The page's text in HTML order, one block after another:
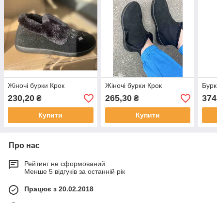
Жіночі бурки Крок
230,20 ₴
Купити
Жіночі бурки Крок
265,30₴
Купити
374
Про нас
Рейтинг не сформований
Менше 5 відгуків за останній рік
Працює з 20.02.2018